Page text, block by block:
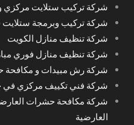
شركة تركيب ستلايت مركزي
شركة تركيب وبرمجة
شركة تنظيف منازل الكويت
شركة تنظيف منازل فوري
شركة رش مبيدات و مكافحة
شركة فني تكييف مركزي في
شركة مكافحة حشرات
العارضية